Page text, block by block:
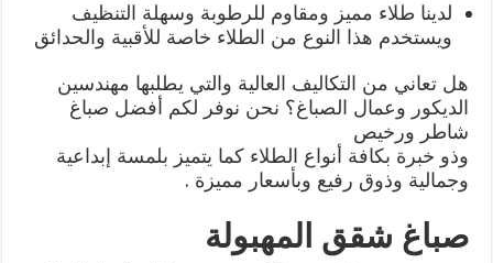
لدينا طلاء مميز ومقاوم للرطوبة وسهلة التنظيف
ويستخدم هذا النوع من الطلاء خاصة للأقبية والحدائق
هل تعاني من التكاليف العالية والتي يطلبها مهندسين
الديكور وعمال الصباغ؟ نحن نوفر لكم أفضل صباغ
شاطر ورخيص
وذو خبرة بكافة أنواع الطلاء كما يتميز بلمسة إبداعية
وجمالية وذوق رفيع وبأسعار مميزة .
صباغ شقق المهبولة